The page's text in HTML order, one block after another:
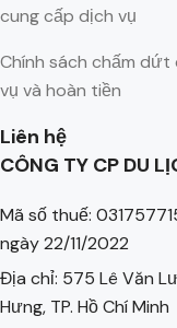
cung cấp dịch vụ
Chính sách chấm dứt
vụ và hoàn tiền
Liên hệ
CÔNG TY CP DU
Mã số thuế:
ngày 22/11/2022
Địa chỉ: 575 Lê Văn
Hưng, TP. Hồ Chí Minh